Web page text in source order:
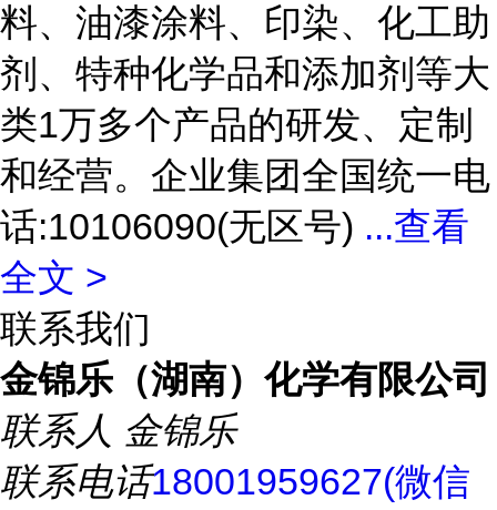
料、油漆涂料、印染、化工助
剂、特种化学品和添加剂等大
类1万多个产品的研发、定制
和经营。企业集团全国统一电
话:10106090(无区号) ...查看
全文 >
联系我们
金锦乐（湖南）化学有限公司
联系人 金锦乐
联系电话18001959627(微信